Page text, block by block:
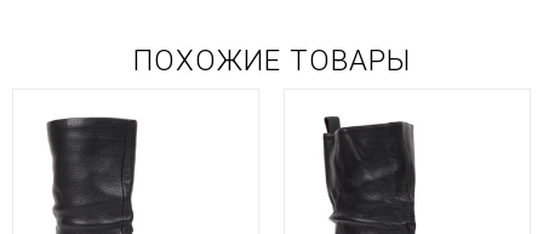
ПОХОЖИЕ ТОВАРЫ